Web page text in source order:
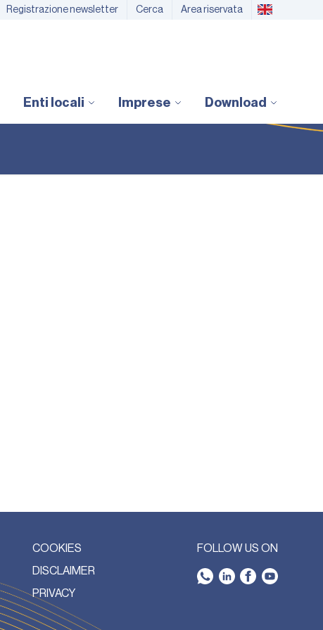
Registrazione newsletter Cerca Area riservata
Enti locali Imprese Download
COOKIES
DISCLAIMER
PRIVACY
FOLLOW US ON